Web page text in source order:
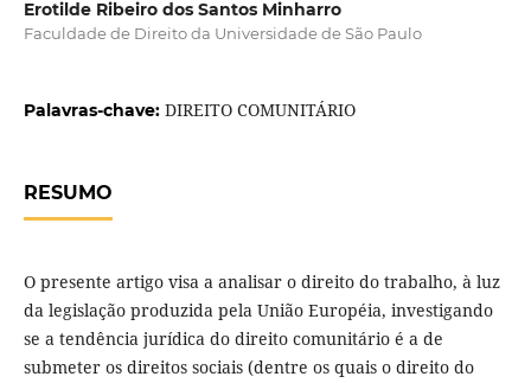
Erotilde Ribeiro dos Santos Minharro
Faculdade de Direito da Universidade de São Paulo
Palavras-chave: DIREITO COMUNITÁRIO
RESUMO
O presente artigo visa a analisar o direito do trabalho, à luz
da legislação produzida pela União Européia, investigando
se a tendência jurídica do direito comunitário é a de
submeter os direitos sociais (dentre os quais o direito do